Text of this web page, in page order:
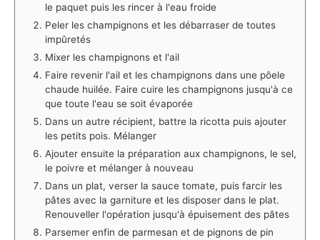
le paquet puis les rincer à l'eau froide
Peler les champignons et les débarraser de toutes
impûretés
Mixer les champignons et l'ail
Faire revenir l'ail et les champignons dans une pôele
chaude huilée. Faire cuire les champignons jusqu'à ce
que toute l'eau se soit évaporée
Dans un autre récipient, battre la ricotta puis ajouter
les petits pois. Mélanger
Ajouter ensuite la préparation aux champignons, le sel,
le poivre et mélanger à nouveau
Dans un plat, verser la sauce tomate, puis farcir les
pâtes avec la garniture et les disposer dans le plat.
Renouveller l'opération jusqu'à épuisement des pâtes
Parsemer enfin de parmesan et de pignons de pin